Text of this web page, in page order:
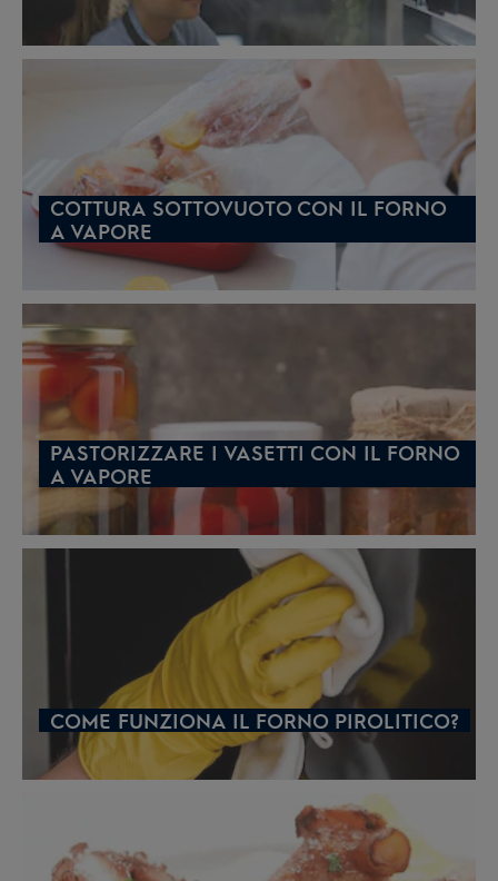
COTTURA SOTTOVUOTO CON IL FORNO
A VAPORE
PASTORIZZARE I VASETTI CON IL FORNO
A VAPORE
COME FUNZIONA IL FORNO PIROLITICO?